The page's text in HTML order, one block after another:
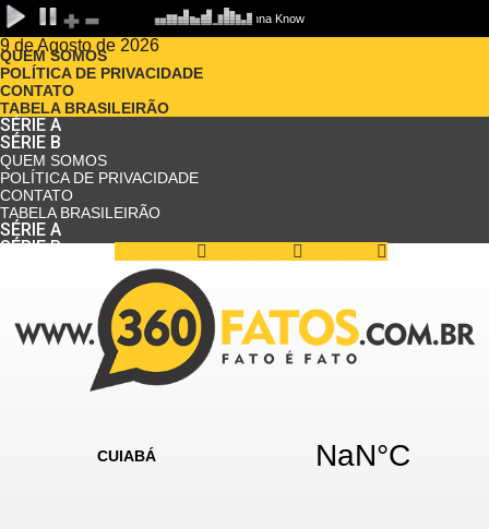
9 de Agosto de 2026
QUEM SOMOS
POLÍTICA DE PRIVACIDADE
CONTATO
TABELA BRASILEIRÃO
SÉRIE A
SÉRIE B
QUEM SOMOS
POLÍTICA DE PRIVACIDADE
CONTATO
TABELA BRASILEIRÃO
SÉRIE A
SÉRIE B